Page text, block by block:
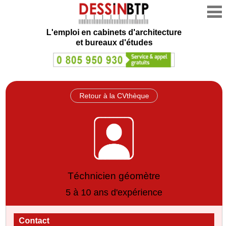
L'emploi en cabinets d'architecture
et bureaux d'études
Retour à la CVthèque
Téchnicien géomètre
5 à 10 ans d'expérience
Contact